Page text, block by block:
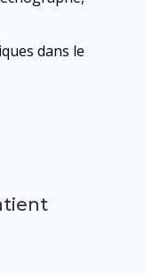
dans le